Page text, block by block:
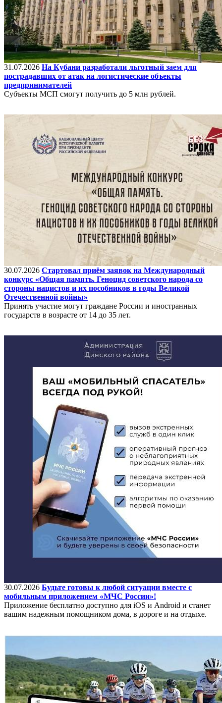
31.07.2026 На Кубани разработали льготный заем для
пострадавших от атак на логистические объекты
предпринимателей
Субъекты МСП смогут получить до 5 млн рублей.
30.07.2026 Стартовал приём заявок на Международный
конкурс «Общая память. Геноцид советского народа со
стороны нацистов и их пособников в годы Великой
Отечественной войны»
Принять участие могут граждане России и иностранных
государств в возрасте от 14 до 35 лет.
30.07.2026 Будьте готовы к любой ситуации вместе с
мобильным приложением «МЧС России»!
Приложение бесплатно доступно для iOS и Android и станет
вашим надежным помощником дома, в дороге и на отдыхе.